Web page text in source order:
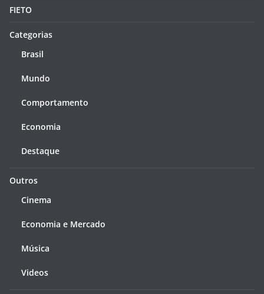
FIETO
Categorias
Brasil
Mundo
Comportamento
Economia
Destaque
Outros
Cinema
Economia e Mercado
Música
Videos